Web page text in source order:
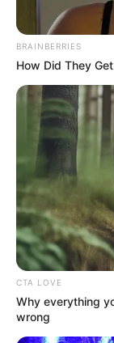
BRAINBERRIES
How Did They
CTA LOVE
Why everything
wrong